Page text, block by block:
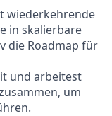
wiederkehrende
in skalierbare
die Roadmap für
und arbeitest
um